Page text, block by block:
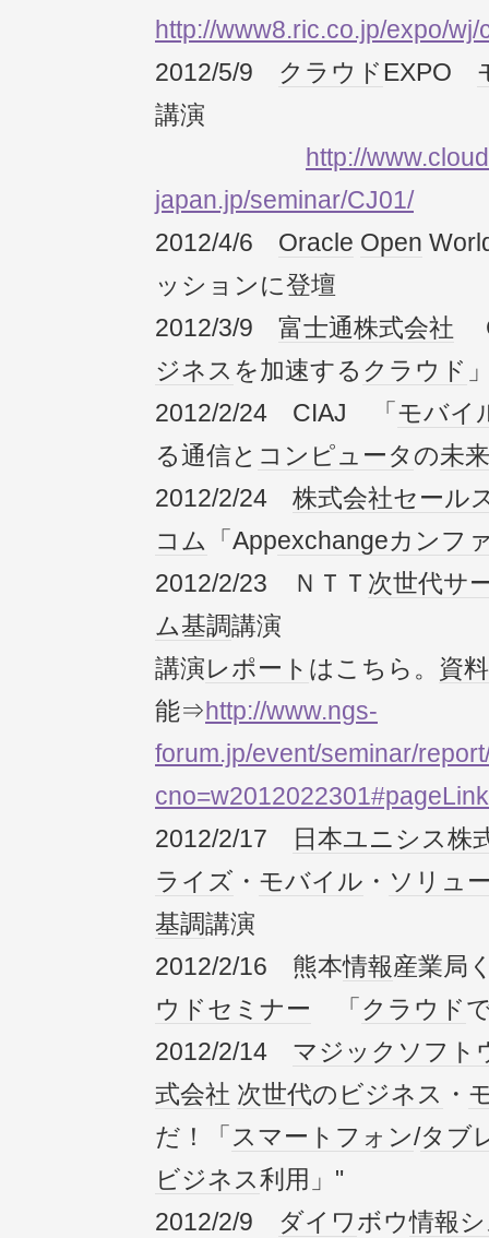
http://www8.ric.co.jp/expo/
2012/5/9 クラウド EXPO
講演
http://
japan.jp/seminar/CJ01/
2012/4/6 Oracle Open
ッションに登壇
2012/3/9 富士通株式会社
ジネス を加速する クラウド
2012/2/24 CIAJ 「 モバイ
る通信と コンピュータ の未来
2012/2/24 株式会社セール
コム
「Appexchangeカンフ
2012/2/23 ＮＴＴ 次世代サ
ム基調講演
講演レポート はこちら。 資料
能⇒http://www.ngs-
forum.jp/event/seminar/
2012/2/17
日本ユニシス株
ライズ ・ モバイル ・ ソリュ
基調講演
2012/2/16 熊本情報産業局
ウドセミナー 「 クラウド
2012/2/14 マジック ソフト
式会社 次世代の ビジネス ・
だ！「 スマートフォン/タブ
ビジネス利用」"
2012/2/9 ダイワボウ情報